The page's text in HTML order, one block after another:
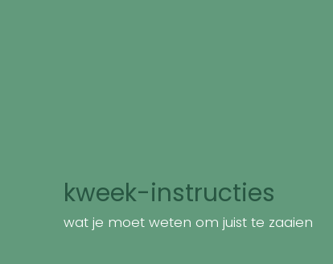
kweek-instructies
wat je moet weten om juist te zaaien